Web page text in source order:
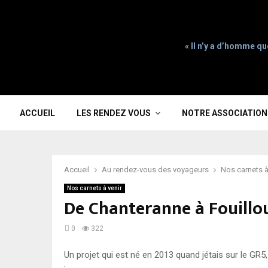
« Il n’y a d’homme
ACCUEIL LES RENDEZ VOUS NOTRE ASSOCIATION
Accueil Au rendez-vous des voyageurs Nos carnets
Nos carnets à venir
De Chanteranne à
0 322
Un projet qui est né en 2013 quand jétais sur le